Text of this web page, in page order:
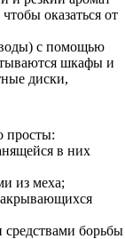
оказаться от
с помощью
шкафы и
диски,
просты:
в них
из меха;
борьбы